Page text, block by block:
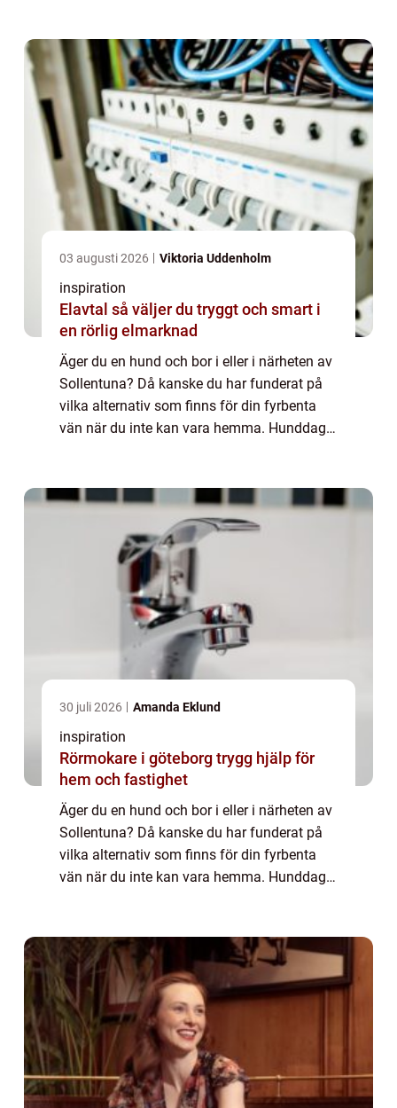
03 augusti 2026 Viktoria Uddenholm
inspiration
Elavtal så väljer du tryggt och smart i
en rörlig elmarknad
Äger du en hund och bor i eller i närheten av
Sollentuna? Då kanske du har funderat på
vilka alternativ som finns för din fyrbenta
vän när du inte kan vara hemma. Hunddagis
30 juli 2026 Amanda Eklund
inspiration
Rörmokare i göteborg trygg hjälp för
hem och fastighet
Äger du en hund och bor i eller i närheten av
Sollentuna? Då kanske du har funderat på
vilka alternativ som finns för din fyrbenta
vän när du inte kan vara hemma. Hunddagis